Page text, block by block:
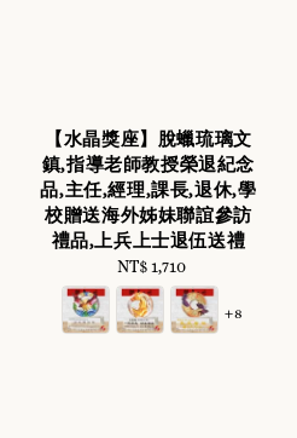
【水晶獎座】脫蠟琉璃文
鎮,指導老師教授榮退紀念
品,主任,經理,課長,退休,學
校贈送海外姊妹聯誼參訪
禮品,上兵上士退伍送禮
Regular
price
NT$ 1,710
+8